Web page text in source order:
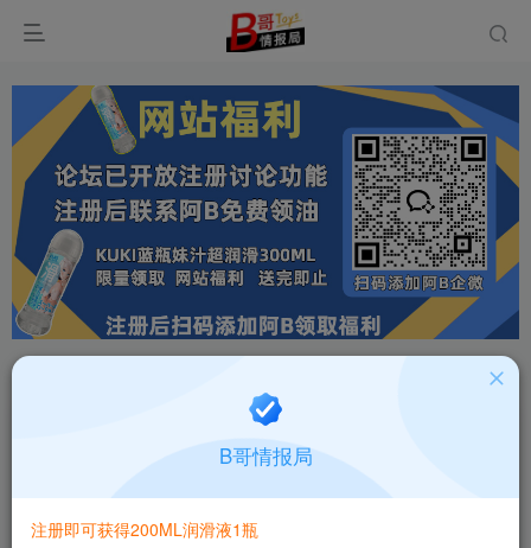
日本MODE奈奈子的秘密SOFT慢玩神器飞机杯测
B哥情报局-产品指南针
2个月前更新
B哥情报局
注册即可获得200ML润滑液1瓶